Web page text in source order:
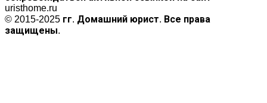
uristhome.ru
© 2015-2025 гг. Домашний юрист. Все права
защищены.